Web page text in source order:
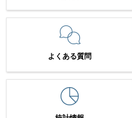
よくある質問